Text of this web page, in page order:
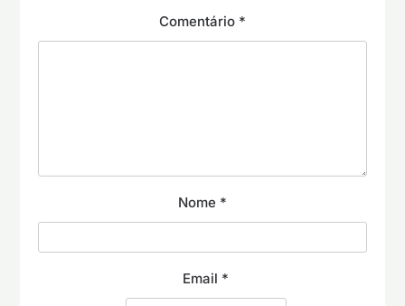
Comentário *
Nome *
Email *